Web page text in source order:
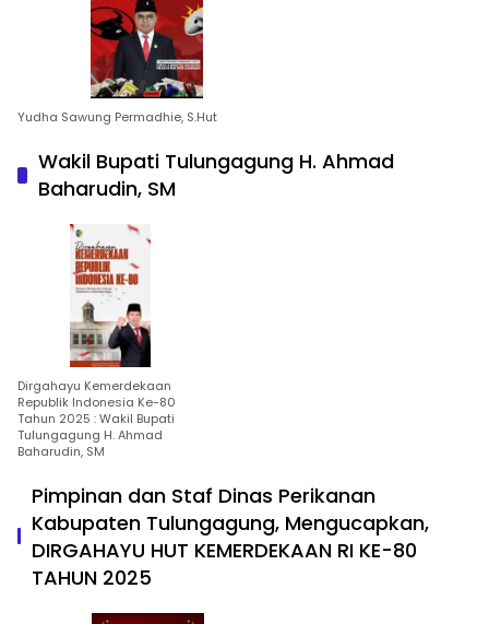
Yudha Sawung Permadhie, S.Hut
Wakil Bupati Tulungagung H. Ahmad
Baharudin, SM
Dirgahayu Kemerdekaan
Republik Indonesia Ke-80
Tahun 2025 : Wakil Bupati
Tulungagung H. Ahmad
Baharudin, SM
Pimpinan dan Staf Dinas Perikanan
Kabupaten Tulungagung, Mengucapkan,
DIRGAHAYU HUT KEMERDEKAAN RI KE-80
TAHUN 2025